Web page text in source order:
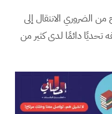
الضروري الانتقال إلى
تحديًا دائمًا لدى كثير من